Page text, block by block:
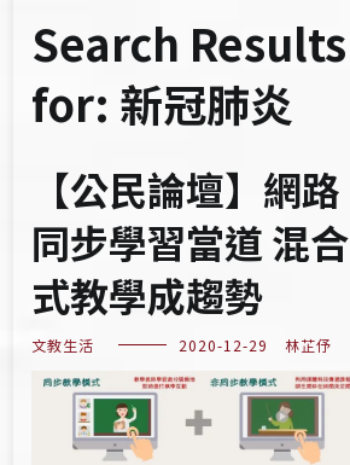
Search Results
for: 新冠肺炎
【公民論壇】網路
同步學習當道 混合
式教學成趨勢
文教生活 2020-12-29 林芷伃